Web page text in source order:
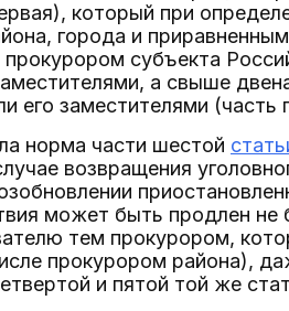
который при
города и
субъекта
а свыше
его заместителями (часть
норма части шестой
возвращения
может быть продлен
тем прокурором,
прокурором района),
и пятой той же